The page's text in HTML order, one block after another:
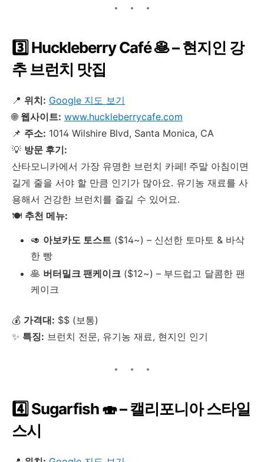
3️⃣ Huckleberry Café 🥞 – 현지인 강
추 브런치 맛집
📍 위치: Google 지도 보기
🌐 웹사이트: www.huckleberrycafe.com
📌 주소: 1014 Wilshire Blvd, Santa Monica, CA
💡 방문 후기:
산타모니카에서 가장 유명한 브런치 카페! 주말 아침이면
길게 줄을 서야 할 만큼 인기가 많아요. 유기농 재료를 사
용해서 건강한 브런치를 즐길 수 있어요.
🍽 추천 메뉴:
🥑 아보카도 토스트 ($14~) – 신선한 토마토 & 바삭
한 빵
🥞 버터밀크 팬케이크 ($12~) – 부드럽고 달콤한 팬
케이크
💰 가격대: $$ (보통)
✨ 특징: 브런치 전문, 유기농 재료, 현지인 인기
4️⃣ Sugarfish 🍣 – 캘리포니아 스타일
스시